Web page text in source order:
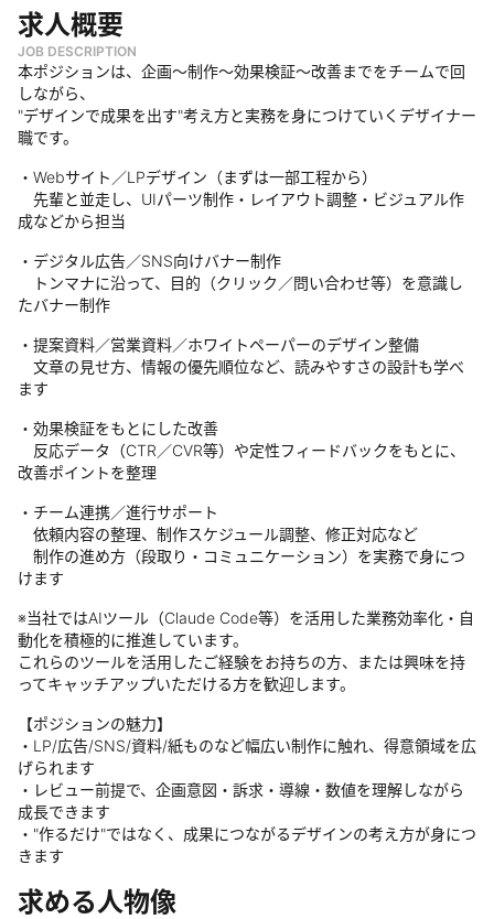
求人概要
JOB DESCRIPTION
本ポジションは、企画〜制作〜効果検証〜改善までをチームで回
しながら、
"デザインで成果を出す"考え方と実務を身につけていくデザイナー
職です。
・Webサイト／LPデザイン（まずは一部工程から）
先輩と並走し、UIパーツ制作・レイアウト調整・ビジュアル作
成などから担当
・デジタル広告／SNS向けバナー制作
トンマナに沿って、目的（クリック／問い合わせ等）を意識し
たバナー制作
・提案資料／営業資料／ホワイトペーパーのデザイン整備
文章の見せ方、情報の優先順位など、読みやすさの設計も学べ
ます
・効果検証をもとにした改善
反応データ（CTR／CVR等）や定性フィードバックをもとに、
改善ポイントを整理
・チーム連携／進行サポート
依頼内容の整理、制作スケジュール調整、修正対応など
制作の進め方（段取り・コミュニケーション）を実務で身につ
けます
※当社ではAIツール（Claude Code等）を活用した業務効率化・自
動化を積極的に推進しています。
これらのツールを活用したご経験をお持ちの方、または興味を持
ってキャッチアップいただける方を歓迎します。
【ポジションの魅力】
・LP/広告/SNS/資料/紙ものなど幅広い制作に触れ、得意領域を広
げられます
・レビュー前提で、企画意図・訴求・導線・数値を理解しながら
成長できます
・"作るだけ"ではなく、成果につながるデザインの考え方が身につ
きます
求める人物像